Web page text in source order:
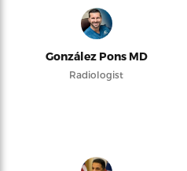
González Pons MD
Radiologist